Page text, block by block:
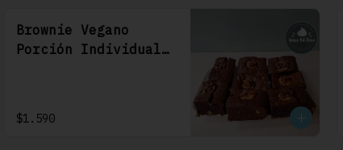
Brownie Vegano
Porción Individual
$1.590